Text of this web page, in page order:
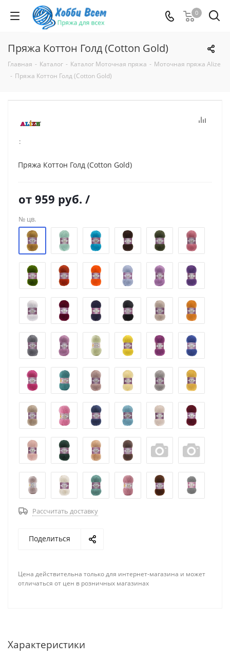
0
Пряжа Коттон Голд (Cotton Gold)
Главная - Каталог - Каталог Моточная пряжа - Моточная пряжа Alize
- Пряжа Коттон Голд (Cotton Gold)
:
Пряжа Коттон Голд (Cotton Gold)
от 959 руб. /
№ цв.
Рассчитать доставку
Поделиться
Цена действительна только для интернет-магазина и может
отличаться от цен в розничных магазинах
Характеристики